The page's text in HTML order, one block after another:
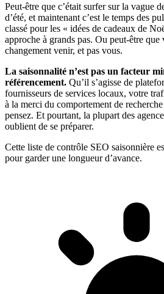
Peut-être que c’était surfer sur la vague
d’été, et maintenant c’est le temps des
classé pour les « idées de cadeaux de
approche à grands pas. Ou peut-être
changement venir, et pas vous.
La saisonnalité n’est pas un facteur
référencement. Qu’il s’agisse de
fournisseurs de services locaux, votre
à la merci du comportement de
pensez. Et pourtant, la plupart des
oublient de se préparer.
Cette liste de contrôle SEO saisonnière
pour garder une longueur d’avance.